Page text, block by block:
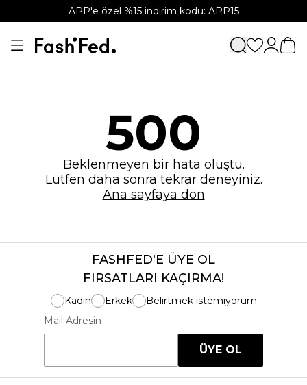
APP'e özel %15 indirim kodu: APP15
500
Beklenmeyen bir hata oluştu.
Lütfen daha sonra tekrar deneyiniz.
Ana sayfaya dön
FASHFED'E ÜYE OL
FIRSATLARI KAÇIRMA!
Kadın Erkek
Belirtmek istemiyorum
Mail Adresin
ÜYE OL